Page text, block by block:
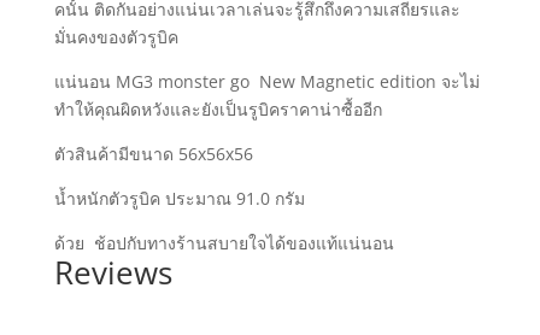
คนั้น ติดกันอย่างแน่นเวลาเล่นจะรู้สึกถึงความเสถียรและ
มั่นคงของตัวรูบิค
แน่นอน MG3 monster go New Magnetic edition จะไม่
ทำให้คุณผิดหวังและยังเป็นรูบิคราคาน่าซื้ออีก
ตัวสินค้ามีขนาด 56x56x56
น้ำหนักตัวรูบิค ประมาณ 91.0 กรัม
ด้วย ช้อปกับทางร้านสบายใจได้ของแท้แน่นอน
Reviews